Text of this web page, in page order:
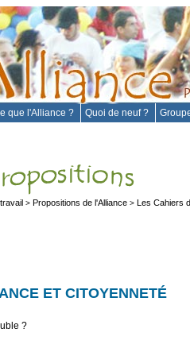
que l'Alliance ? Quoi de neuf ?
> Propositions de l'Alliance > Les Cahiers
ET CITOYENNETÉ
?